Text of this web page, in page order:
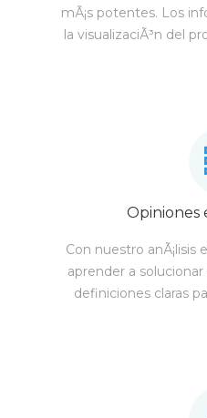
mÃ¡s potentes. Los
la visualizaciÃ³n del
Opiniones
Con nuestro
aprender a
definiciones claras